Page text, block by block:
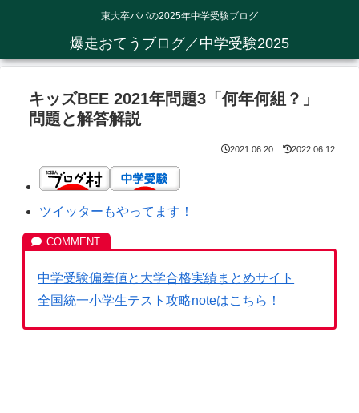
東大卒パパの2025年中学受験ブログ
爆走おてうブログ／中学受験2025
キッズBEE 2021年問題3「何年何組？」
問題と解答解説
2021.06.20 2022.06.12
ツイッターもやってます！
中学受験偏差値と大学合格実績まとめサイト
全国統一小学生テスト攻略noteはこちら！